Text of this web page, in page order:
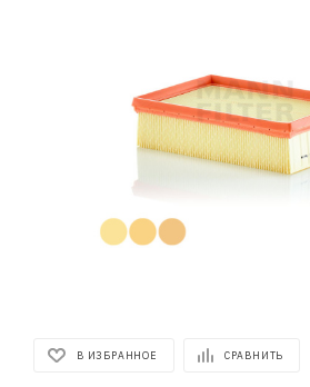
В ИЗБРАННОЕ СРАВНИТЬ